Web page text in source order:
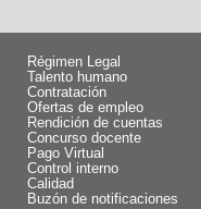
Régimen Legal
Talento humano
Contratación
Ofertas de empleo
Rendición de cuentas
Concurso docente
Pago Virtual
Control interno
Calidad
Buzón de notificaciones